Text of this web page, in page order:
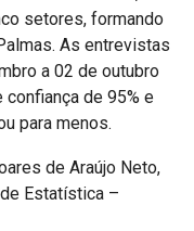
setores, formando
As entrevistas
a 02 de outubro
de 95% e
para menos.
de Araújo Neto,
Estatística –